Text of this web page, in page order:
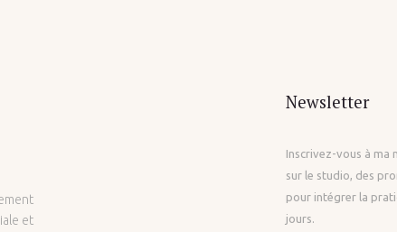
et
Newsletter
Inscrivez-vous à ma
sur le studio, des
pour intégrer la
jours.